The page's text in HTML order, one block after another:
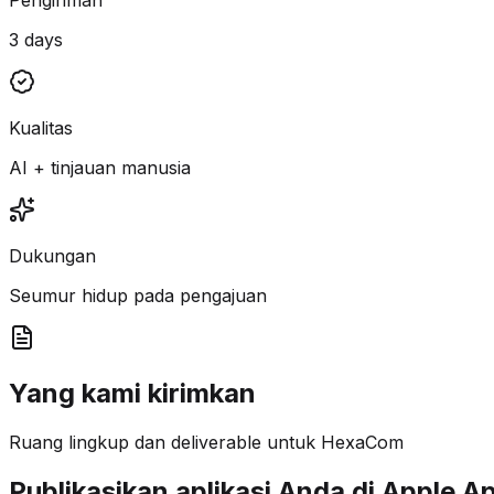
3 days
Kualitas
AI + tinjauan manusia
Dukungan
Seumur hidup pada pengajuan
Yang kami kirimkan
Ruang lingkup dan deliverable untuk HexaCom